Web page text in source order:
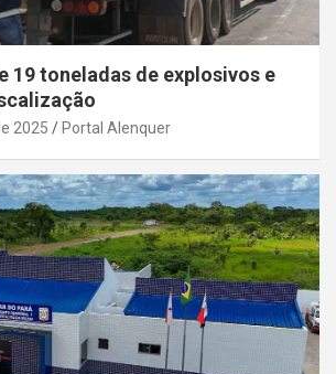
19 toneladas de explosivos e
2025 Portal Alenquer